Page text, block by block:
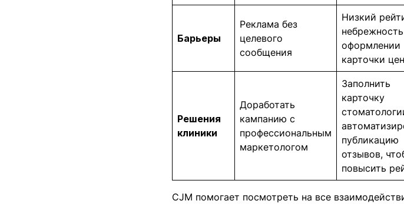
Барьеры
Реклама без
целевого
сообщения
Низкий
оформлении
карточки
Решения
клиники
Доработать
кампанию с
профессиональным
маркетологом
Заполнить
карточку
публикацию
отзывов,
повысить
CJM помогает посмотреть на все